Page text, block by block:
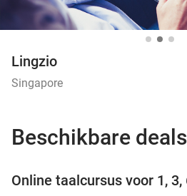
Lingzio
Singapore
Beschikbare deals
Online taalcursus voor 1,